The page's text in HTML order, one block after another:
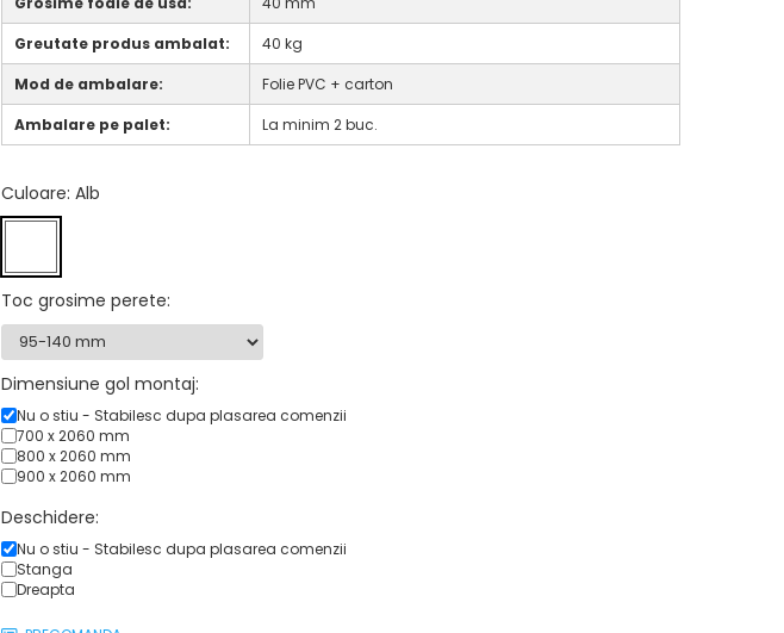
Greutate produs ambalat:
40 kg
Mod de ambalare:
Folie PVC + carton
Ambalare pe palet:
La minim 2 buc.
Culoare: Alb
Toc grosime perete:
Dimensiune gol montaj:
Nu o stiu - Stabilesc dupa plasarea comenzii
700 x 2060 mm
800 x 2060 mm
900 x 2060 mm
Deschidere:
Nu o stiu - Stabilesc dupa plasarea comenzii
Stanga
Dreapta